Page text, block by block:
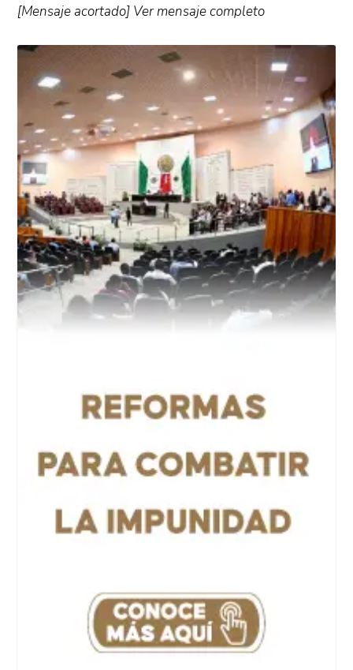
[Mensaje acortado] Ver mensaje completo